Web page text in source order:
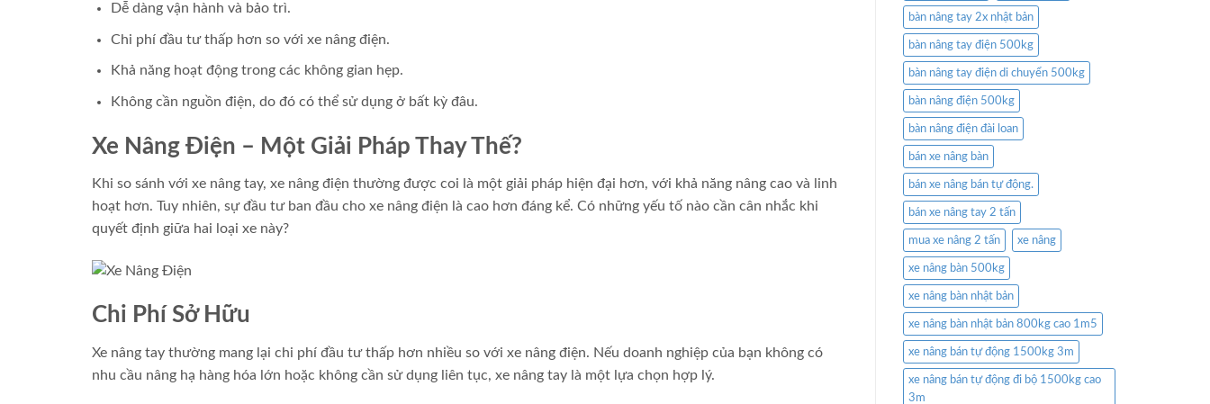
Dễ dàng vận hành và bảo trì.
Chi phí đầu tư thấp hơn so với xe nâng điện.
Khả năng hoạt động trong các không gian hẹp.
Không cần nguồn điện, do đó có thể sử dụng ở bất kỳ đâu.
Xe Nâng Điện – Một Giải Pháp Thay Thế?
Khi so sánh với xe nâng tay, xe nâng điện thường được coi là một giải pháp hiện đại hơn, với khả năng nâng cao và linh
hoạt hơn. Tuy nhiên, sự đầu tư ban đầu cho xe nâng điện là cao hơn đáng kể. Có những yếu tố nào cần cân nhắc khi
quyết định giữa hai loại xe này?
Chi Phí Sở Hữu
Xe nâng tay thường mang lại chi phí đầu tư thấp hơn nhiều so với xe nâng điện. Nếu doanh nghiệp của bạn không có
nhu cầu nâng hạ hàng hóa lớn hoặc không cần sử dụng liên tục, xe nâng tay là một lựa chọn hợp lý.
bàn nâng tay 2x nhật bản
bàn nâng tay điện 500kg
bàn nâng tay điện di chuyển 500kg
bàn nâng điện 500kg
bàn nâng điện đài loan
bán xe nâng bàn
bán xe nâng bán tự động.
bán xe nâng tay 2 tấn
mua xe nâng 2 tấn xe nâng
xe nâng bàn 500kg
xe nâng bàn nhật bản
xe nâng bàn nhật bản 800kg cao 1m5
xe nâng bán tự động 1500kg 3m
xe nâng bán tự động đi bộ 1500kg cao
3m